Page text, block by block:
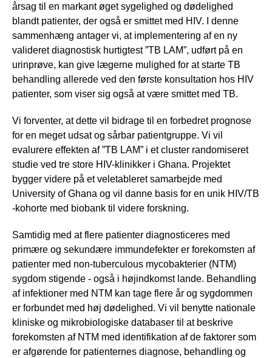
årsag til en markant øget sygelighed og dødelighed
blandt patienter, der også er smittet med HIV. I denne
sammenhæng antager vi, at implementering af en ny
valideret diagnostisk hurtigtest ”TB LAM”, udført på en
urinprøve, kan give lægerne mulighed for at starte TB
behandling allerede ved den første konsultation hos HIV
patienter, som viser sig også at være smittet med TB.
Vi forventer, at dette vil bidrage til en forbedret prognose
for en meget udsat og sårbar patientgruppe. Vi vil
evalurere effekten af ”TB LAM” i et cluster randomiseret
studie ved tre store HIV-klinikker i Ghana. Projektet
bygger videre på et veletableret samarbejde med
University of Ghana og vil danne basis for en unik HIV/TB
-kohorte med biobank til videre forskning.
Samtidig med at flere patienter diagnosticeres med
primære og sekundære immundefekter er forekomsten af
patienter med non-tuberculous mycobakterier (NTM)
sygdom stigende - også i højindkomst lande. Behandling
af infektioner med NTM kan tage flere år og sygdommen
er forbundet med høj dødelighed. Vi vil benytte nationale
kliniske og mikrobiologiske databaser til at beskrive
forekomsten af NTM med identifikation af de faktorer som
er afgørende for patienternes diagnose, behandling og